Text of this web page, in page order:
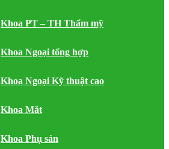
Khoa PT – TH Thẩm mỹ
Khoa Ngoại tổng hợp
Khoa Ngoại Kỹ thuật cao
Khoa Mắt
Khoa Phụ sản